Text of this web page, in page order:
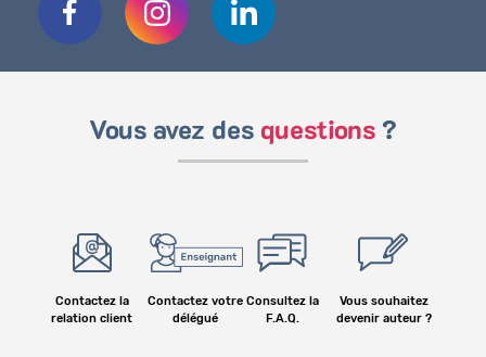
Vous avez des questions ?
Contactez la
relation client
Contactez votre
délégué
Consultez la
F.A.Q.
Vous souhaitez
devenir auteur ?